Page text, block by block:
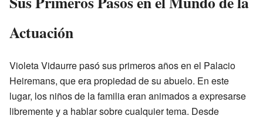
Actuación
Violeta Vidaurre pasó sus primeros años en el Palacio
Heiremans, que era propiedad de su abuelo. En este
lugar, los niños de la familia eran animados a expresarse
libremente y a hablar sobre cualquier tema. Desde